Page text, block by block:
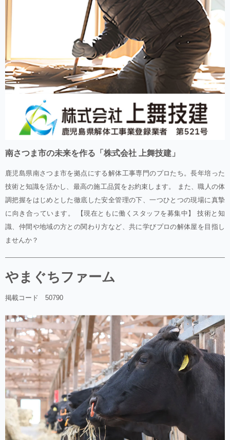
南さつま市の未来を作る「株式会社 上舞技建」
鹿児島県南さつま市を拠点にする解体工事専門のプロたち。長年培った
技術と知識を活かし、最高の施工品質をお約束します。 また、職人の体
調把握をはじめとした徹底した安全管理の下、一つひとつの現場に真摯
に向き合っています。 【現在ともに働くスタッフを募集中】 技術と知
識、仲間や地域の方との関わり方など、共に学びプロの解体屋を目指し
ませんか？
やまぐちファーム
掲載コード 50790